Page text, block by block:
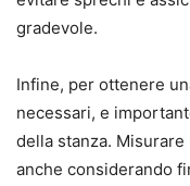
gradevole.
Infine, per ottenere
necessari, e
della stanza. Misurare
anche considerando